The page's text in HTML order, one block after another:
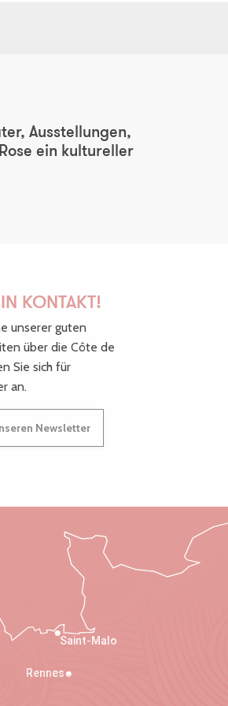
Ausstellungen,
ein kultureller
KONTAKT!
unserer guten
über die Côte de
Sie sich für
an.
Newsletter
Saint-Malo
Rennes